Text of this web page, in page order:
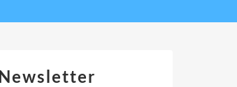
Newsletter